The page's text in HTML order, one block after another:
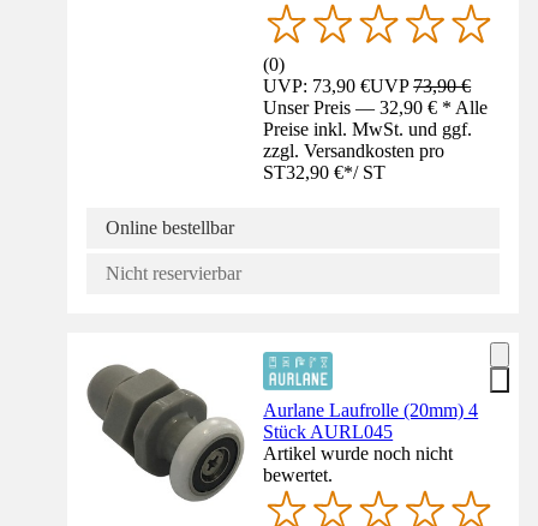
(0)
UVP: 73,90 €UVP73,90 €
Unser Preis — 32,90 € * Alle
Preise inkl. MwSt. und ggf.
zzgl. Versandkosten pro
ST32,90 €*/ ST
Online bestellbar
Nicht reservierbar
Aurlane Laufrolle (20mm) 4
Stück AURL045
Artikel wurde noch nicht
bewertet.